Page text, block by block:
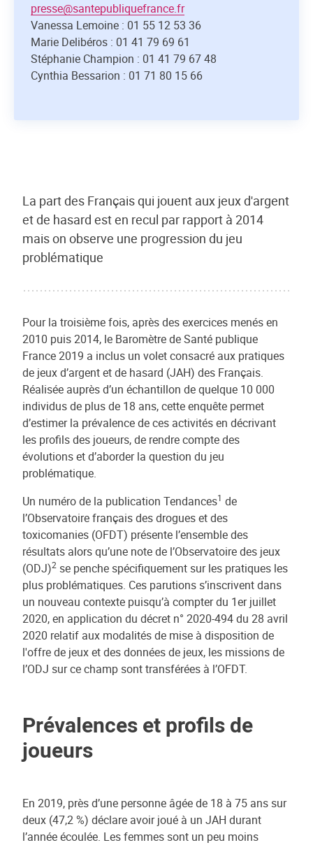
presse@santepubliquefrance.fr
Vanessa Lemoine : 01 55 12 53 36
Marie Delibéros : 01 41 79 69 61
Stéphanie Champion : 01 41 79 67 48
Cynthia Bessarion : 01 71 80 15 66
La part des Français qui jouent aux jeux d'argent
et de hasard est en recul par rapport à 2014
mais on observe une progression du jeu
problématique
Pour la troisième fois, après des exercices menés en
2010 puis 2014, le Baromètre de Santé publique
France 2019 a inclus un volet consacré aux pratiques
de jeux d’argent et de hasard (JAH) des Français.
Réalisée auprès d’un échantillon de quelque 10 000
individus de plus de 18 ans, cette enquête permet
d’estimer la prévalence de ces activités en décrivant
les profils des joueurs, de rendre compte des
évolutions et d’aborder la question du jeu
problématique.
Un numéro de la publication Tendances1 de
l’Observatoire français des drogues et des
toxicomanies (OFDT) présente l’ensemble des
résultats alors qu’une note de l’Observatoire des jeux
(ODJ)2 se penche spécifiquement sur les pratiques les
plus problématiques. Ces parutions s’inscrivent dans
un nouveau contexte puisqu’à compter du 1er juillet
2020, en application du décret n° 2020-494 du 28 avril
2020 relatif aux modalités de mise à disposition de
l'offre de jeux et des données de jeux, les missions de
l’ODJ sur ce champ sont transférées à l’OFDT.
Prévalences et profils de
joueurs
En 2019, près d’une personne âgée de 18 à 75 ans sur
deux (47,2 %) déclare avoir joué à un JAH durant
l’année écoulée. Les femmes sont un peu moins